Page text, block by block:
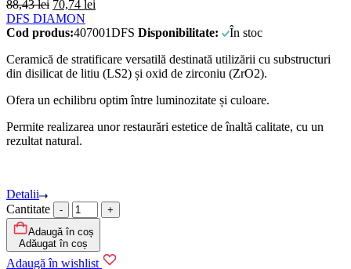
88,43lei 70,74 lei
DFS DIAMON
Cod produs:407001DFS Disponibilitate:
În stoc
Ceramică de stratificare versatilă destinată utilizării cu substructuri
din disilicat de litiu (LS2) și oxid de zirconiu (ZrO2).
Ofera un echilibru optim între luminozitate și culoare.
Permite realizarea unor restaurări estetice de înaltă calitate, cu un
rezultat natural.
Detalii
Cantitate
Adaugă în coș
Adăugat în coș
Adaugă în wishlist